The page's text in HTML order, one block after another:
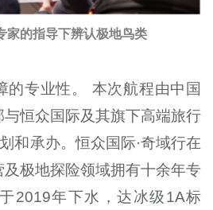
家的指导下辨认极地鸟类
的专业性。 本次航程由中国
与恒众国际及其旗下高端旅行
和承办。恒众国际·奇域行在
极地探险领域拥有十余年专
2019年下水，达冰级1A标